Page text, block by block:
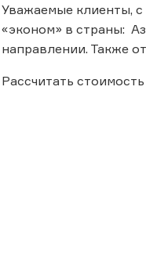
Уважаемые клиенты,
«эконом» в страны:
направлении. Также
Рассчитать